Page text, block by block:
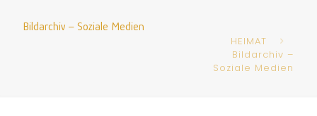
Bildarchiv – Soziale Medien
HEIMAT
Bildarchiv –
Soziale Medien